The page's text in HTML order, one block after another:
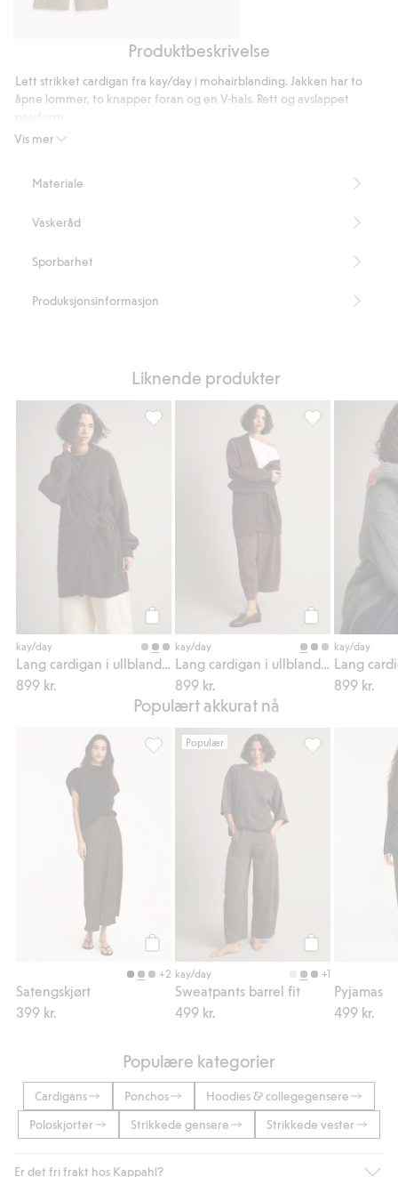
jeans
culotte-
Topp
viskoseblanding
Produktbeskrivelse
Vis mer
Lett strikket cardigan fra kay/day i mohairblanding. Jakken har to
åpne lommer, to knapper foran og en V-hals. Rett og avslappet
Rett og avslappet passform
V-hals
Inneholder 57 % sertifisert mohair
RMS Certified Mohair Blend
Materiale
Vaskeråd
Sporbarhet
Produksjonsinformasjon
Liknende produkter
Legg til
kay/day
899 kr.
Lang cardigan i ullblanding, Legg til i
Legg til
kay/day
899 kr.
Lang
kay/day
899 kr.
Populært akkurat nå
Legg til
+2
Satengskjørt
399 kr.
Satengskjørt, Legg til i favoriter
Populær
kay/day +1
Sweatpants barrel fit
499 kr.
Sweatpants
Pyjamas
499 kr.
Populære kategorier
Cardigans Ponchos
Hoodies & collegegensere
Poloskjorter
Strikkede gensere Strikkede vester
Er det fri frakt hos Kappahl?